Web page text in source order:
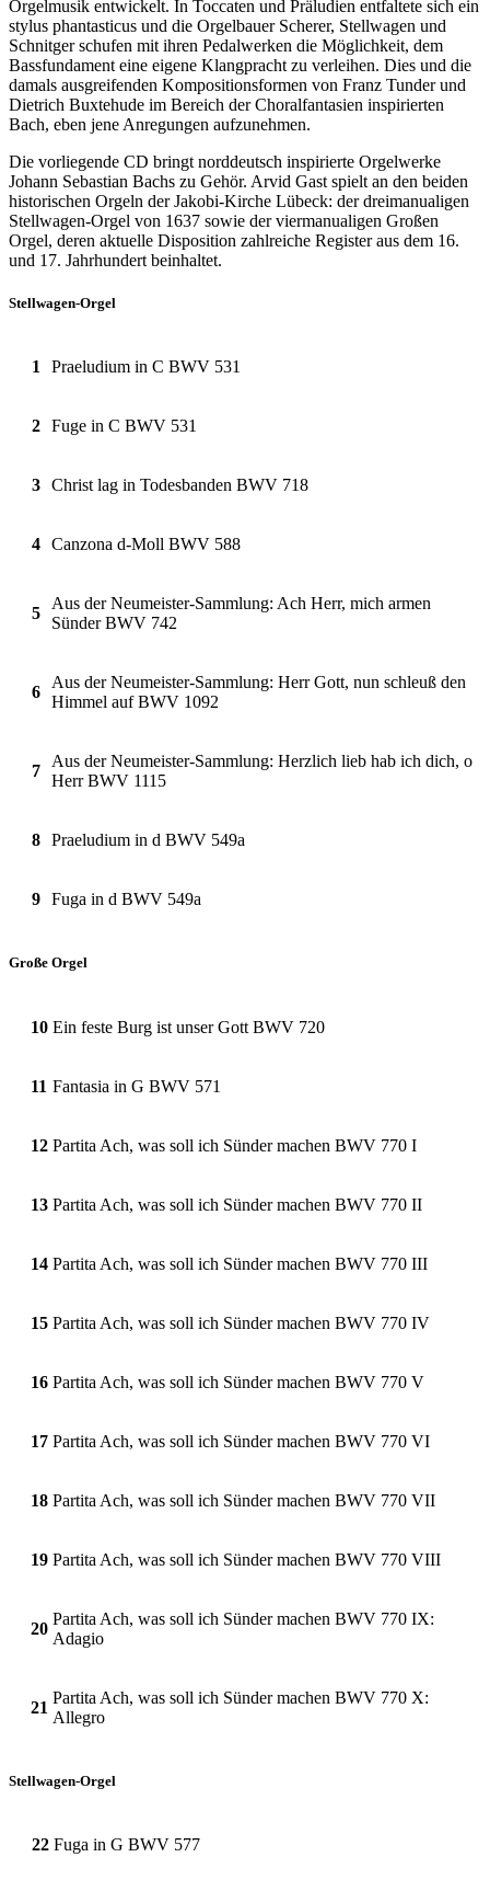
Orgelmusik entwickelt. In Toccaten und Präludien entfaltete sich ein
stylus phantasticus und die Orgelbauer Scherer, Stellwagen und
Schnitger schufen mit ihren Pedalwerken die Möglichkeit, dem
Bassfundament eine eigene Klangpracht zu verleihen. Dies und die
damals ausgreifenden Kompositionsformen von Franz Tunder und
Dietrich Buxtehude im Bereich der Choralfantasien inspirierten
Bach, eben jene Anregungen aufzunehmen.
Die vorliegende CD bringt norddeutsch inspirierte Orgelwerke
Johann Sebastian Bachs zu Gehör. Arvid Gast spielt an den beiden
historischen Orgeln der Jakobi-Kirche Lübeck: der dreimanualigen
Stellwagen-Orgel von 1637 sowie der viermanualigen Großen
Orgel, deren aktuelle Disposition zahlreiche Register aus dem 16.
und 17. Jahrhundert beinhaltet.
Stellwagen-Orgel
1 Praeludium in C BWV 531
2 Fuge in C BWV 531
3 Christ lag in Todesbanden BWV 718
4 Canzona d-Moll BWV 588
5
Aus der Neumeister-Sammlung: Ach Herr, mich armen
Sünder BWV 742
6
Aus der Neumeister-Sammlung: Herr Gott, nun schleuß den
Himmel auf BWV 1092
7
Aus der Neumeister-Sammlung: Herzlich lieb hab ich dich, o
Herr BWV 1115
8 Praeludium in d BWV 549a
9 Fuga in d BWV 549a
Große Orgel
10 Ein feste Burg ist unser Gott BWV 720
11 Fantasia in G BWV 571
12 Partita Ach, was soll ich Sünder machen BWV 770 I
13 Partita Ach, was soll ich Sünder machen BWV 770 II
14 Partita Ach, was soll ich Sünder machen BWV 770 III
15 Partita Ach, was soll ich Sünder machen BWV 770 IV
16 Partita Ach, was soll ich Sünder machen BWV 770 V
17 Partita Ach, was soll ich Sünder machen BWV 770 VI
18 Partita Ach, was soll ich Sünder machen BWV 770 VII
19 Partita Ach, was soll ich Sünder machen BWV 770 VIII
20
Partita Ach, was soll ich Sünder machen BWV 770 IX:
Adagio
21
Partita Ach, was soll ich Sünder machen BWV 770 X:
Allegro
Stellwagen-Orgel
22 Fuga in G BWV 577